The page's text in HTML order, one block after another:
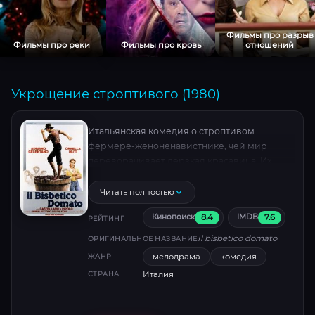
Фильмы про реки Фильмы про кровь
Фильмы про разрыв
отношений
Укрощение строптивого (1980)
Итальянская комедия о строптивом
фермере-женоненавистнике, чей мир
диалогов, абсурдных ситуаций и тонкой
игры Адриано Челентано с Орнеллой Мути.
Культовый хит 80-х, покоривший СССР .
Читать полностью
РЕЙТИНГ Кинопоиск 8.4 IMDB 7.6
ОРИГИНАЛЬНОЕ НАЗВАНИЕIl bisbetico domato
ЖАНР мелодрама комедия
СТРАНА Италия